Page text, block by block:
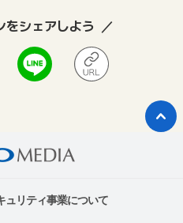
をシェアしよう
ュリティ事業について